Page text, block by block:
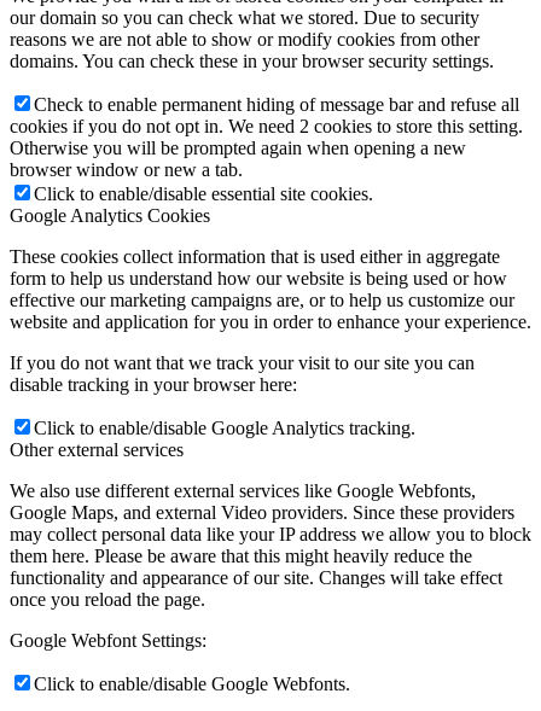
our domain so you can check what we stored. Due to security
reasons we are not able to show or modify cookies from other
domains. You can check these in your browser security settings.
Check to enable permanent hiding of message bar and refuse all
cookies if you do not opt in. We need 2 cookies to store this setting.
Otherwise you will be prompted again when opening a new
browser window or new a tab.
Click to enable/disable essential site cookies.
Google Analytics Cookies
These cookies collect information that is used either in aggregate
form to help us understand how our website is being used or how
effective our marketing campaigns are, or to help us customize our
website and application for you in order to enhance your experience.
If you do not want that we track your visit to our site you can
disable tracking in your browser here:
Click to enable/disable Google Analytics tracking.
Other external services
We also use different external services like Google Webfonts,
Google Maps, and external Video providers. Since these providers
may collect personal data like your IP address we allow you to block
them here. Please be aware that this might heavily reduce the
functionality and appearance of our site. Changes will take effect
once you reload the page.
Google Webfont Settings:
Click to enable/disable Google Webfonts.